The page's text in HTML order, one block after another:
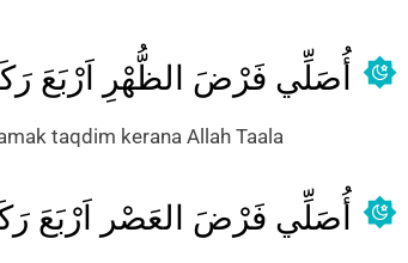
أُصَلِّي فَرْضَ الظُّهْرِ اَرْبَعَ
taqdim kerana Allah Taala
أُصَلِّي فَرْضَ العَصْر اَرْبَعَ